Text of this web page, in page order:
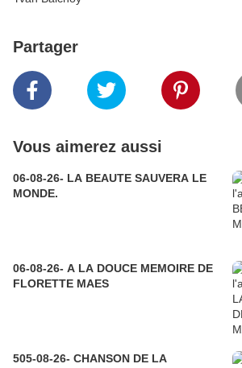
Partager
Vous aimerez aussi
06-08-26- LA BEAUTE SAUVERA LE
MONDE.
06-08-26- A LA DOUCE MEMOIRE DE
FLORETTE MAES
505-08-26- CHANSON DE LA